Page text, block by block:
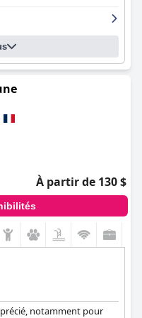
À partir de 130 $
notamment pour